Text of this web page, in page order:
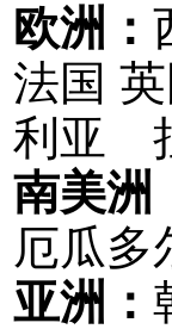
欧洲：
法国
利亚
南美洲
厄瓜多
亚洲：